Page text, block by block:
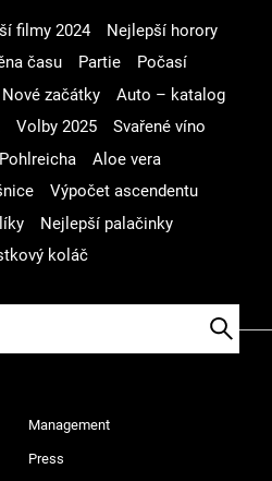
filmy 2024
Nejlepší horory
času Partie
Počasí
Nové začátky
Auto – katalog
Volby 2025
Svařené víno
Aloe vera
Výpočet ascendentu
Nejlepší palačinky
koláč
Management
Press